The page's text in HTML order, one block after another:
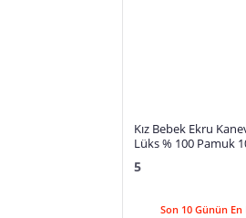
Kız Bebek Ekru
Lüks % 100 Pamuk
5
Son 10 Günün En